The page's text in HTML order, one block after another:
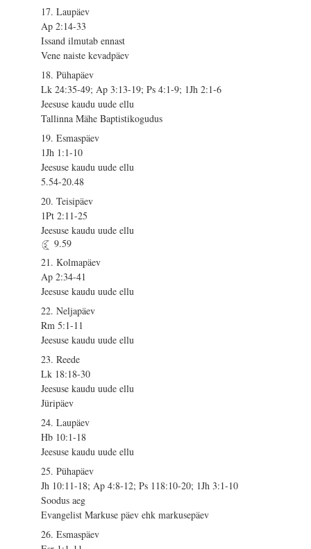
17. Laupäev
Ap 2:14-33
Issand ilmutab ennast
Vene naiste kevadpäev
18. Pühapäev
Lk 24:35-49; Ap 3:13-19; Ps 4:1-9; 1Jh 2:1-6
Jeesuse kaudu uude ellu
Tallinna Mähe Baptistikogudus
19. Esmaspäev
1Jh 1:1-10
Jeesuse kaudu uude ellu
5.54-20.48
20. Teisipäev
1Pt 2:11-25
Jeesuse kaudu uude ellu
9.59
21. Kolmapäev
Ap 2:34-41
Jeesuse kaudu uude ellu
22. Neljapäev
Rm 5:1-11
Jeesuse kaudu uude ellu
23. Reede
Lk 18:18-30
Jeesuse kaudu uude ellu
Jüripäev
24. Laupäev
Hb 10:1-18
Jeesuse kaudu uude ellu
25. Pühapäev
Jh 10:11-18; Ap 4:8-12; Ps 118:10-20; 1Jh 3:1-10
Soodus aeg
Evangelist Markuse päev ehk markusepäev
26. Esmaspäev